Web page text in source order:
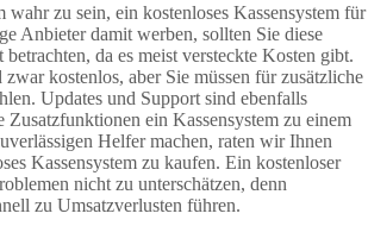
wahr zu sein, ein kostenloses Kassensystem für
Anbieter damit werben, sollten Sie diese
da es meist versteckte Kosten gibt.
kostenlos, aber Sie müssen für zusätzliche
Updates und Support sind ebenfalls
ein Kassensystem zu einem
Helfer machen, raten wir Ihnen
Kassensystem zu kaufen. Ein kostenloser
nicht zu unterschätzen, denn
zu Umsatzverlusten führen.